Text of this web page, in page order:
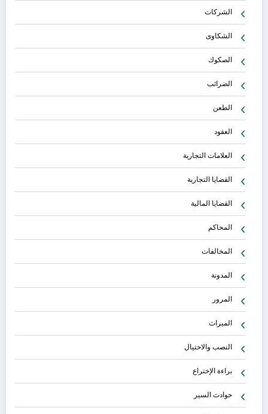
الشركات
الشكاوى
الصكوك
الضرائب
الطعن
العقود
العلامات التجارية
القضايا التجارية
القضايا المالية
المحاكم
المخالفات
المدونة
المرور
الميراث
النصب والاحتيال
براءة الإختراع
حوادث السير